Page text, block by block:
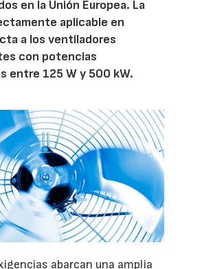
en la Unión Europea. La
aplicable en
a los ventiladores
con potencias
entre 125 W y 500 kW.
abarcan una amplia